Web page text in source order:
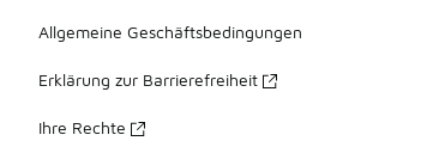
Allgemeine Geschäftsbedingungen
Erklärung zur Barrierefreiheit
Ihre Rechte